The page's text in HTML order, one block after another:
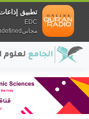
تطبيق
EDC
مجانيundefined